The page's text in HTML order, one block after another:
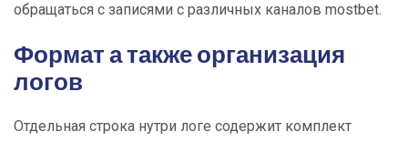
обращаться с записями с различных каналов mostbet.
Формат а также организация
логов
Отдельная строка нутри логе содержит комплект